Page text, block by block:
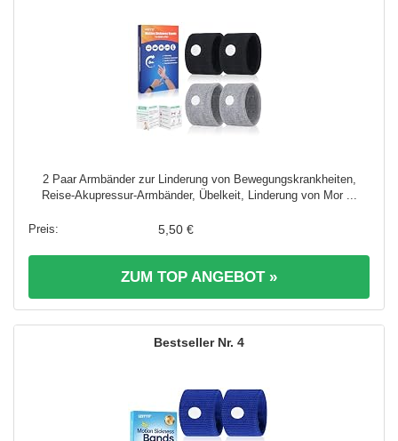
2 Paar Armbänder zur Linderung von Bewegungskrankheiten,
Reise-Akupressur-Armbänder, Übelkeit, Linderung von Mor ...
5,50 €
ZUM TOP ANGEBOT »
4